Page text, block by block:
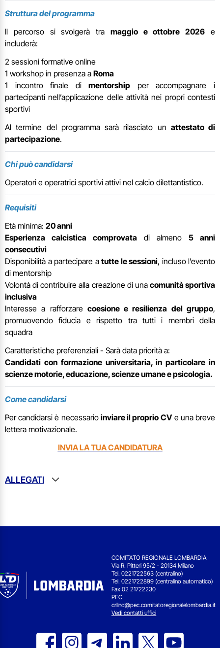
Struttura del programma
Il percorso si svolgerà tra maggio e ottobre 2026 e
includerà:
2 sessioni formative online
1 workshop in presenza a Roma
1 incontro finale dimentorship per accompagnare i
partecipanti nell’applicazione delle attività nei propri contesti
sportivi
Al termine del programma sarà rilasciato un attestato di
partecipazione.
Chi può candidarsi
Operatori e operatrici sportivi attivi nel calcio dilettantistico.
Requisiti
Età minima: 20 anni
Esperienza calcistica comprovata di almeno 5 anni
consecutivi
Disponibilità a partecipare a tutte le sessioni, incluso l’evento
di mentorship
Volontà di contribuire alla creazione di una comunità sportiva
inclusiva
Interesse a rafforzare coesione e resilienza del gruppo,
promuovendo fiducia e rispetto tra tutti i membri della
squadra
Caratteristiche preferenziali - Sarà data priorità a:
Candidati con formazione universitaria, in particolare in
scienze motorie, educazione, scienze umane e psicologia.
Come candidarsi
Per candidarsi è necessario inviare il proprio CVe una breve
lettera motivazionale.
INVIA LA TUA CANDIDATURA
ALLEGATI
COMITATO REGIONALE LOMBARDIA
Via R. Pitteri 95/2 - 20134 Milano
Tel. 0221722563 (centralino)
Tel. 0221722899 (centralino automatico)
Fax 02 21722230
PEC
crllnd@pec.comitatoregionalelombardia.it
Vedi contatti uffici